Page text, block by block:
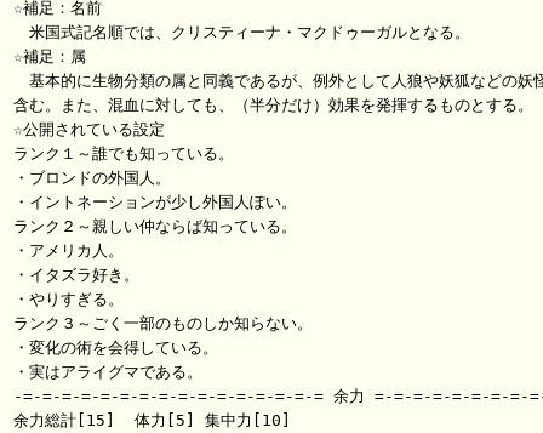
☆補足：名前
米国式記名順では、クリスティーナ・マクドゥーガルとなる。
☆補足：属
基本的に生物分類の属と同義であるが、例外として人狼や妖狐などの妖
含む。また、混血に対しても、（半分だけ）効果を発揮するものとする。
☆公開されている設定
ランク１～誰でも知っている。
・ブロンドの外国人。
・イントネーションが少し外国人ぽい。
ランク２～親しい仲ならば知っている。
・アメリカ人。
・イタズラ好き。
・やりすぎる。
ランク３～ごく一部のものしか知らない。
・変化の術を会得している。
・実はアライグマである。
-=-=-=-=-=-=-=-=-=-=-=-=-=-=-=-= 余力 =-=-=-=-=-=-=-=-
余力総計[15]  体力[5] 集中力[10]